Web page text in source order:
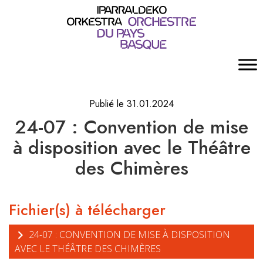
Publié le 31.01.2024
24-07 : Convention de mise
à disposition avec le Théâtre
des Chimères
Fichier(s) à télécharger
24-07 : CONVENTION DE MISE À DISPOSITION
AVEC LE THÉÂTRE DES CHIMÈRES